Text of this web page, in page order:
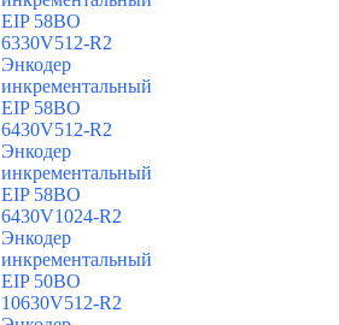
EIP 58BO
6330V512-R2
Энкодер
инкрементальный
EIP 58BO
6430V512-R2
Энкодер
инкрементальный
EIP 58BO
6430V1024-R2
Энкодер
инкрементальный
EIP 50BO
10630V512-R2